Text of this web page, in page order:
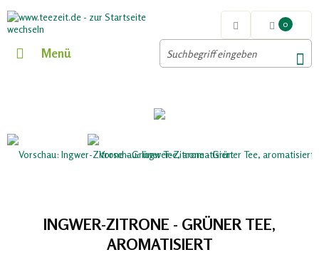
0
Menü
INGWER-ZITRONE - GRÜNER TEE,
AROMATISIERT